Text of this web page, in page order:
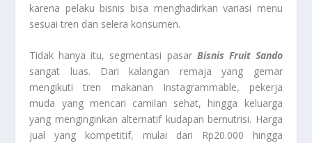
karena pelaku bisnis bisa menghadirkan variasi menu
sesuai tren dan selera konsumen.
Tidak hanya itu, segmentasi pasar Bisnis Fruit Sando
sangat luas. Dari kalangan remaja yang gemar
mengikuti tren makanan Instagrammable, pekerja
muda yang mencari camilan sehat, hingga keluarga
yang menginginkan alternatif kudapan bernutrisi. Harga
jual yang kompetitif, mulai dari Rp20.000 hingga